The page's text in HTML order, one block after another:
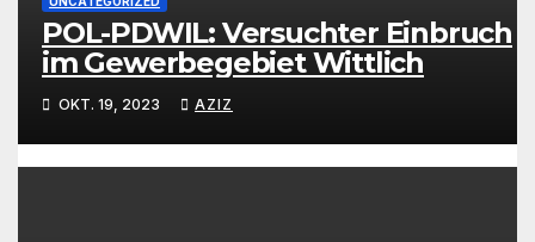
POL-PDWIL: Versuchter Einbruch
im Gewerbegebiet Wittlich
OKT. 19, 2023 AZIZ